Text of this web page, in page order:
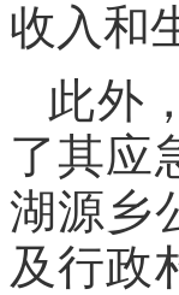
收入和
此外
了其应
湖源乡
及行政